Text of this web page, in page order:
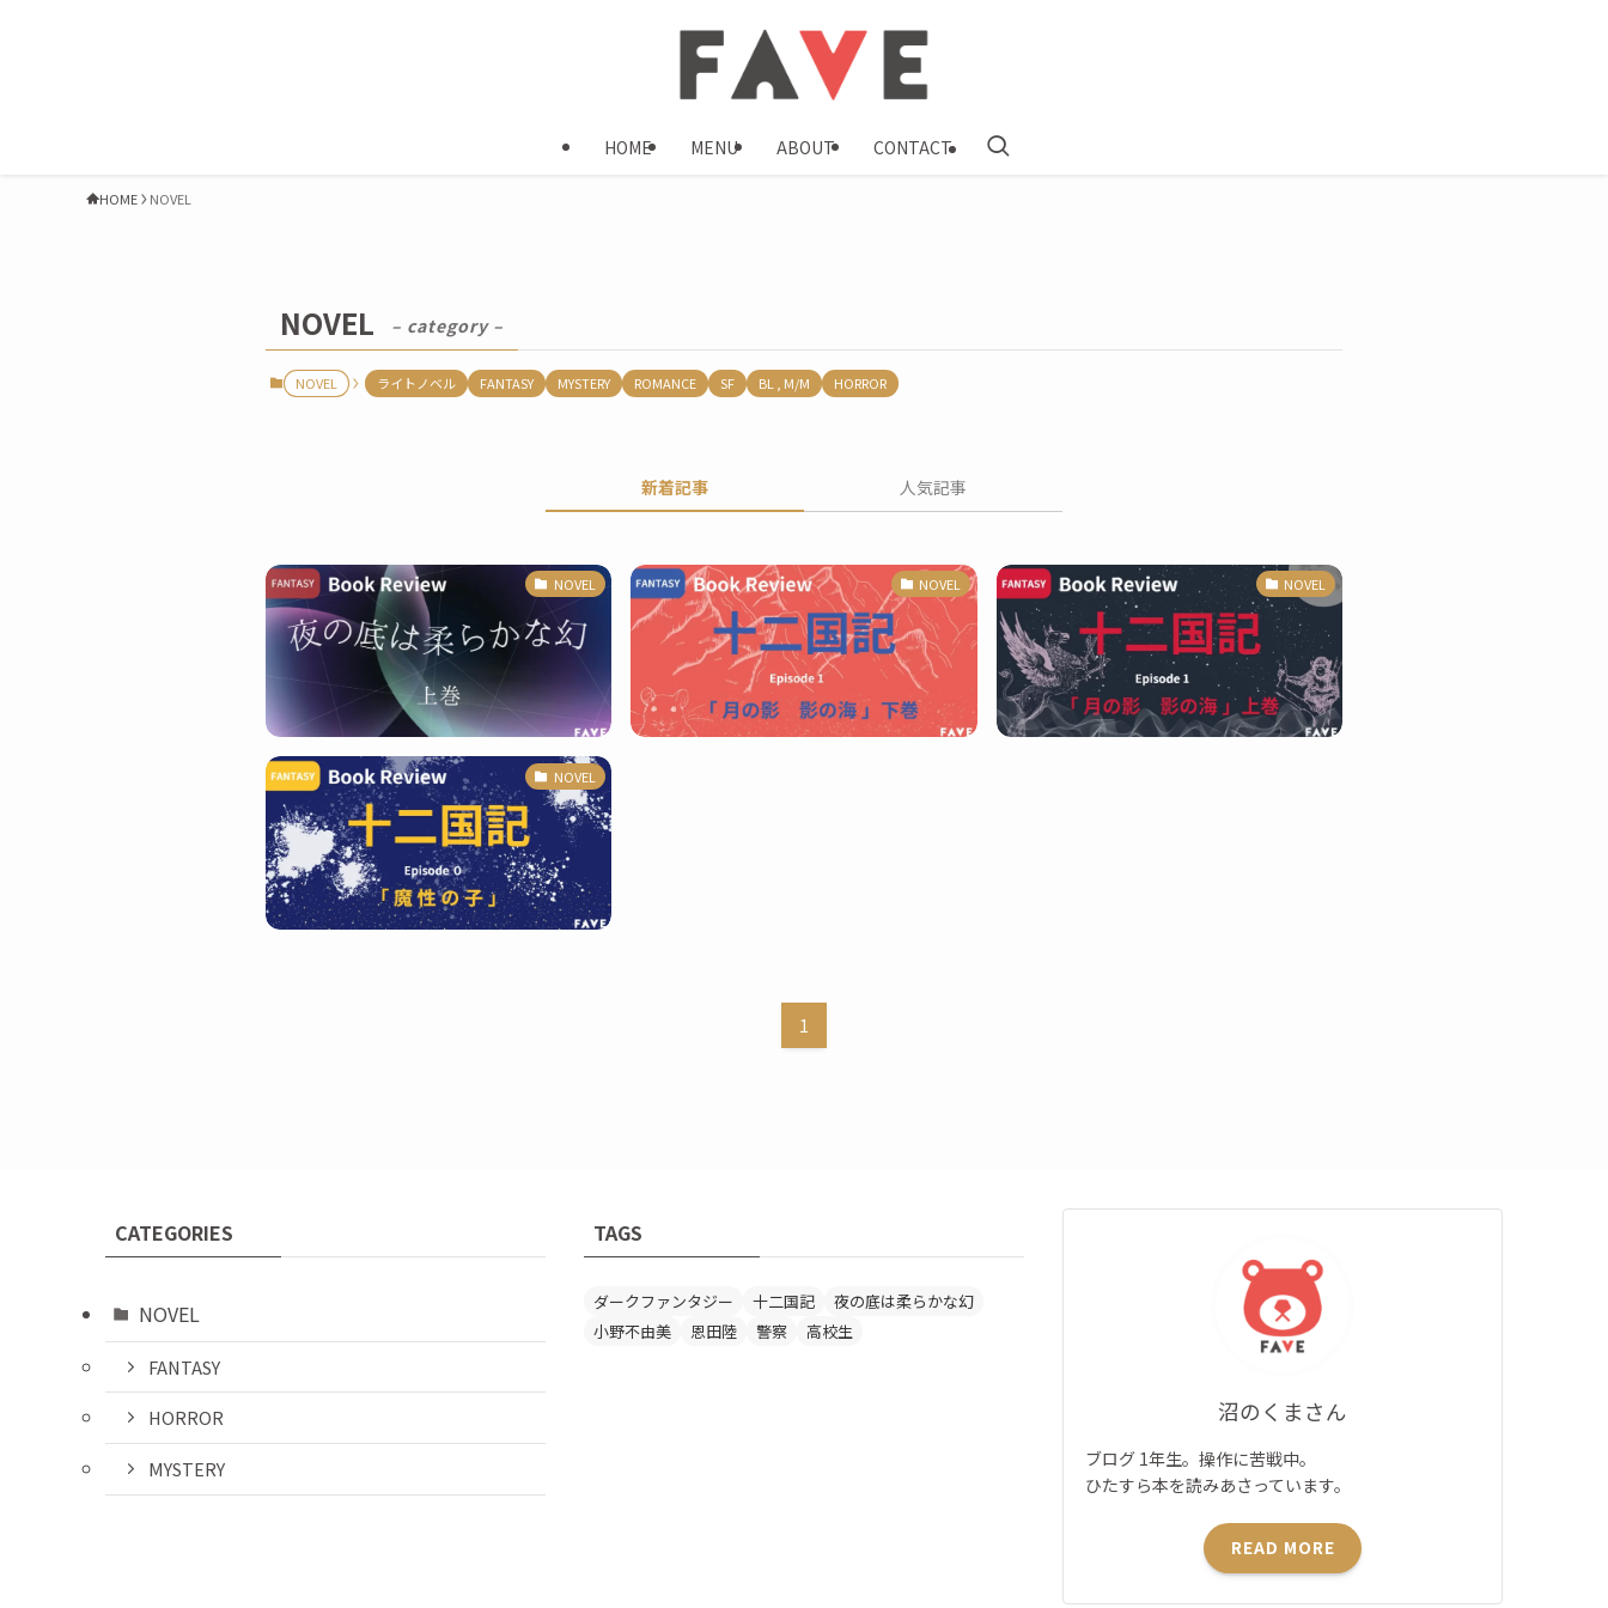
HOME MENU ABOUT CONTACT
HOME NOVEL
NOVEL – category –
NOVEL ライトノベル FANTASY MYSTERY ROMANCE SF BL , M/M HORROR
新着記事 人気記事
NOVEL NOVEL NOVEL
NOVEL
1
CATEGORIES
NOVEL
FANTASY
HORROR
MYSTERY
TAGS
ダークファンタジー 十二国記
夜の底は柔らかな幻
小野不由美
恩田陸 警察 高校生
沼のくまさん
ブログ 1年生。操作に苦戦中。
ひたすら本を読みあさっています。
READ MORE